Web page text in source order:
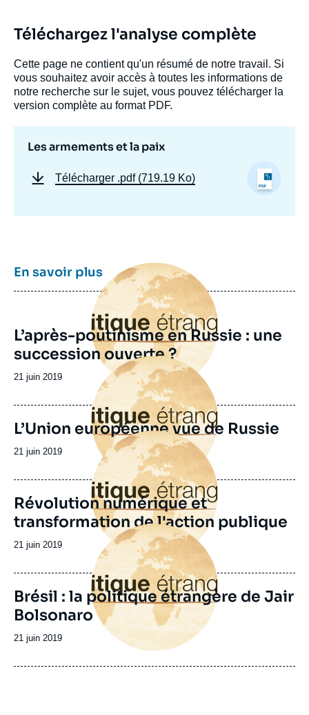
Téléchargez l'analyse complète
Cette page ne contient qu'un résumé de notre travail. Si
vous souhaitez avoir accès à toutes les informations de
notre recherche sur le sujet, vous pouvez télécharger la
version complète au format PDF.
Les armements et la paix
Télécharger .pdf (719.19 Ko)
En savoir plusImage
principale
L’après-poutinisme en Russie : une
succession ouverte ?
Date
publication
21 juin 2019
Image
principale
L’Union européenne vue de Russie
Date
publication
21 juin 2019
Image
principale
Révolution numérique et
transformation de l'action publique
Date
publication
21 juin 2019
Image
principale
Brésil : la politique étrangère de Jair
Bolsonaro
Date
publication
21 juin 2019